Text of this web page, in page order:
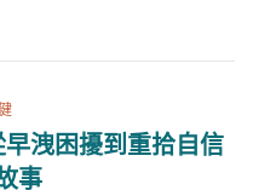
洩困擾到重拾自信
事